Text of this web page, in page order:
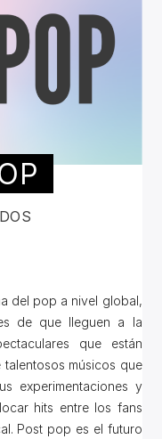
del pop a nivel global,
de que lleguen a la
que están
músicos que
experimentaciones y
hits entre los fans
Post pop es el futuro